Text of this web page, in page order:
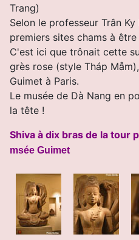
Trang)
Selon le professeur Trân
premiers sites chams à
C'est ici que trônait cette
grès rose (style Tháp
Guimet à Paris.
Le musée de Dà Nang en
la tête !
Shiva à dix bras de la tour
msée Guimet